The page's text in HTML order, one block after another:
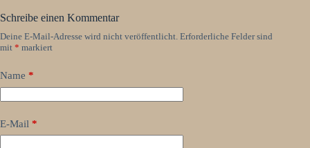
Schreibe einen Kommentar
Deine E-Mail-Adresse wird nicht veröffentlicht. Erforderliche Felder sind
mit * markiert
Name *
E-Mail *